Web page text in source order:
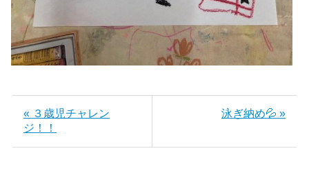
« ３歳児チャレン
ジ！！
泳ぎ納め💦 »